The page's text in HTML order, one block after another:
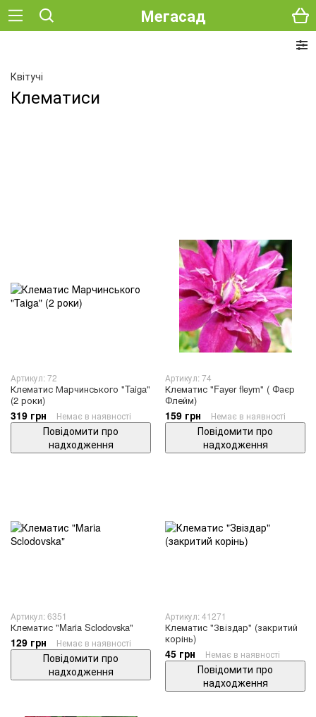
Мегасад
Квітучі
Клематиси
Артикул: 72
Клематис Марчинського "Taiga"
(2 роки)
319 грн Немає в наявності
Повідомити про
надходження
Артикул: 74
Клематис "Fayer fleym" ( Фаєр
Флейм)
159 грн Немає в наявності
Повідомити про
надходження
Артикул: 6351
Клематис "Maria Sclodovska"
129 грн Немає в наявності
Повідомити про
надходження
Артикул: 41271
Клематис "Звіздар" (закритий
корінь)
45 грн Немає в наявності
Повідомити про
надходження